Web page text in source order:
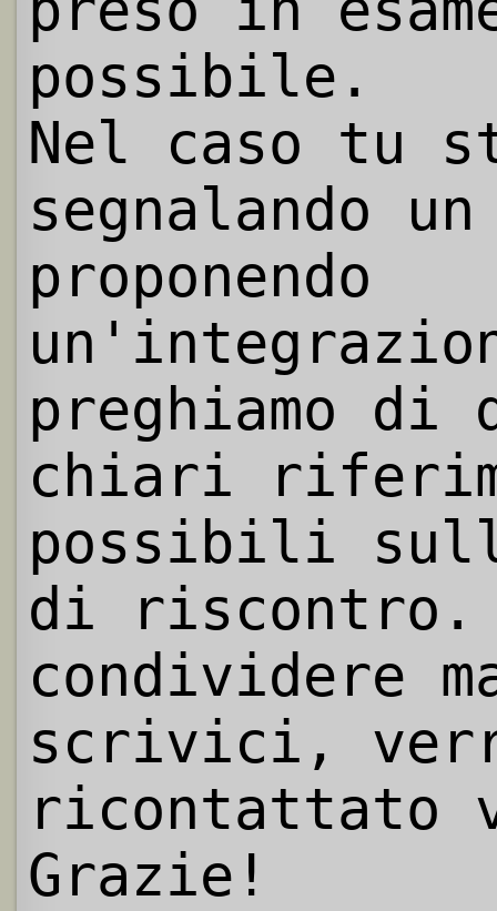
possibile.
Nel caso tu
segnalando
proponendo
preghiamo
chiari
possibili
di riscontro.
condividere
scrivici,
ricontattato
Grazie!